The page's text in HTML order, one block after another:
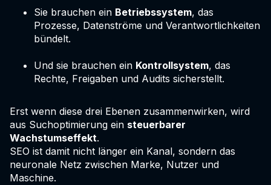
Sie brauchen ein Betriebssystem, das
Prozesse, Datenströme und Verantwortlichkeiten
bündelt.
Und sie brauchen ein Kontrollsystem, das
Rechte, Freigaben und Audits sicherstellt.
Erst wenn diese drei Ebenen zusammenwirken, wird
aus Suchoptimierung ein steuerbarer
Wachstumseffekt.
SEO ist damit nicht länger ein Kanal, sondern das
neuronale Netz zwischen Marke, Nutzer und
Maschine.